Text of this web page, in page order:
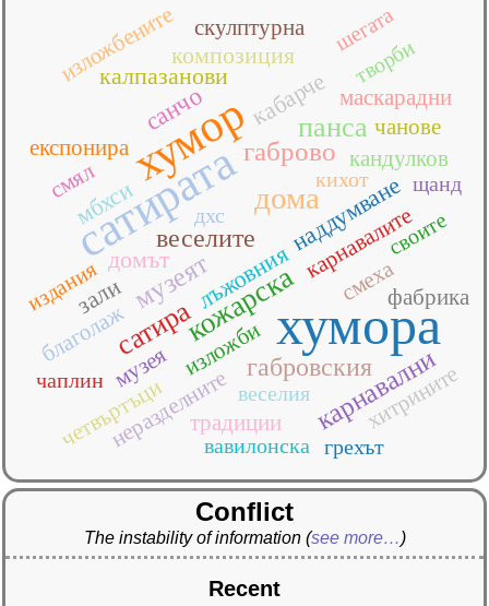
хумора
сатирата
хумор
дома
кожарска
панса
сатира
габрово
карнавални
музеят
веселите
габровския
санчо
домът
зали
кабарче
калпазанови
композиция
лъжовния
мбхси наддумване
благолаж
експонира
изложбените
изложби
кандулков
карнавалите
маскарадни
музея
неразделните
скулптурна
смеха
смял
традиции
фабрика
хитрините
чанове
четвъртъци вавилонска
веселия
грехът
дхс
издания
кихот
своите
творби
чаплин
шегата
щанд
Conflict
The instability of information (see more…)
Recent